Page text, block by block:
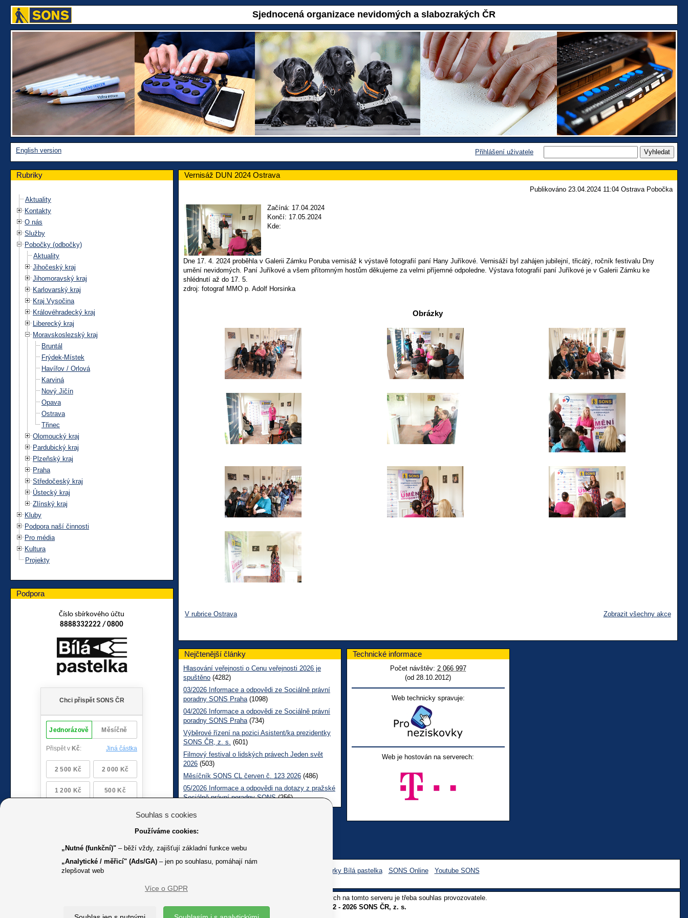
Sjednocená organizace nevidomých a slabozrakých ČR
English version Přihlášení uživatele
Rubriky
Aktuality
Kontakty
O nás
Služby
Pobočky (odbočky)
Aktuality
Jihočeský kraj
Jihomoravský kraj
Karlovarský kraj
Kraj Vysočina
Královéhradecký kraj
Liberecký kraj
Moravskoslezský kraj
Bruntál
Frýdek-Místek
Havířov / Orlová
Karviná
Nový Jičín
Opava
Ostrava
Třinec
Olomoucký kraj
Pardubický kraj
Plzeňský kraj
Praha
Středočeský kraj
Ústecký kraj
Zlínský kraj
Kluby
Podpora naší činnosti
Pro média
Kultura
Projekty
Vernisáž DUN 2024 Ostrava
Publikováno 23.04.2024 11:04 Ostrava Pobočka
Začíná: 17.04.2024
Končí: 17.05.2024
Kde:
Dne 17. 4. 2024 proběhla v Galerii Zámku Poruba vernisáž k výstavě fotografií paní Hany Juříkové. Vernisáží byl zahájen jubilejní, třicátý, ročník festivalu Dny
umění nevidomých. Paní Juříkové a všem přítomným hostům děkujeme za velmi příjemné odpoledne. Výstava fotografií paní Juříkové je v Galerii Zámku ke
shlédnutí až do 17. 5.
zdroj: fotograf MMO p. Adolf Horsinka
Obrázky
V rubrice Ostrava Zobrazit všechny akce
Podpora
Číslo sbírkového účtu
8888332222 / 0800
Nejčtenější články
Hlasování veřejnosti o Cenu veřejnosti 2026 je
spuštěno (4282)
03/2026 Informace a odpovědi ze Sociálně právní
poradny SONS Praha (1098)
04/2026 Informace a odpovědi ze Sociálně právní
poradny SONS Praha (734)
Výběrové řízení na pozici Asistent/ka prezidentky
SONS ČR, z. s. (601)
Filmový festival o lidských právech Jeden svět
2026 (503)
Měsíčník SONS CL červen č. 123 2026 (486)
05/2026 Informace a odpovědi na dotazy z pražské
Sociálně právní poradny SONS(256)
Technické informace
Počet návštěv: 2 066 997
(od 28.10.2012)
Web technicky spravuje:
Web je hostován na serverech:
Facebook sbírky Bílá pastelka SONS Online Youtube SONS
K jakémukoliv užití textů a obrázků uvedených na tomto serveru je třeba souhlas provozovatele.
Copyright © 2012 - 2026 SONS ČR, z. s.
Souhlas s cookies
Používáme cookies:
„Nutné (funkční)" – běží vždy, zajišťují základní funkce webu
„Analytické / měřicí" (Ads/GA) – jen po souhlasu, pomáhají nám
zlepšovat web
Více o GDPR